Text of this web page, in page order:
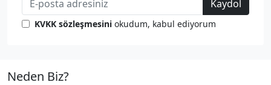
Kaydol
KVKK sözleşmesini okudum, kabul ediyorum
Neden Biz?